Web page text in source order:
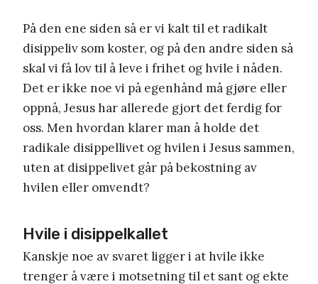
På den ene siden så er vi kalt til et radikalt
disippeliv som koster, og på den andre siden så
skal vi få lov til å leve i frihet og hvile i nåden.
Det er ikke noe vi på egenhånd må gjøre eller
oppnå, Jesus har allerede gjort det ferdig for
oss. Men hvordan klarer man å holde det
radikale disippellivet og hvilen i Jesus sammen,
uten at disippelivet går på bekostning av
hvilen eller omvendt?
Hvile i disippelkallet
Kanskje noe av svaret ligger i at hvile ikke
trenger å være i motsetning til et sant og ekte